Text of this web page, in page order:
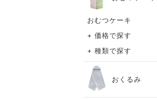
おむつケーキ
+ 価格で探す
+ 種類で探す
おくるみ